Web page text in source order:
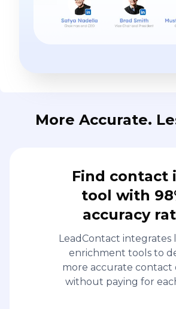
More Accurate.
Find contact
tool with
accuracy
LeadContact integrates
enrichment tools to
more accurate
without paying for